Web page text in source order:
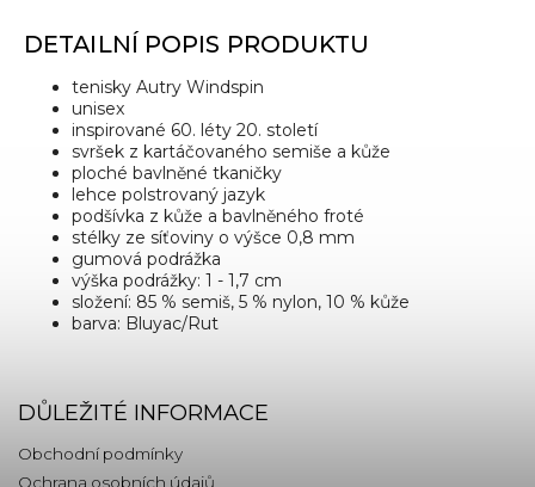
DETAILNÍ POPIS PRODUKTU
tenisky Autry Windspin
unisex
inspirované 60. léty 20. století
svršek z kartáčovaného semiše a kůže
ploché bavlněné tkaničky
lehce polstrovaný jazyk
podšívka z kůže a bavlněného froté
stélky ze síťoviny o výšce 0,8 mm
gumová podrážka
výška podrážky: 1 - 1,7 cm
složení: 85 % semiš, 5 % nylon, 10 % kůže
barva: Bluyac/Rut
DŮLEŽITÉ INFORMACE
Obchodní podmínky
Ochrana osobních údajů